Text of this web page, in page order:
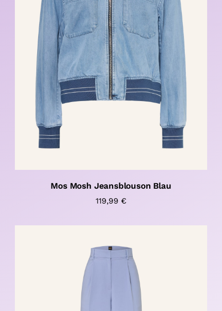
Mos Mosh Jeansblouson Blau
119,99 €